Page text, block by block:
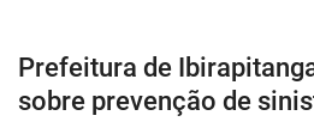
Prefeitura de
sobre prevenção de